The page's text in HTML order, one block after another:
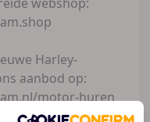
Harley-
aanbod op:
motor-huren